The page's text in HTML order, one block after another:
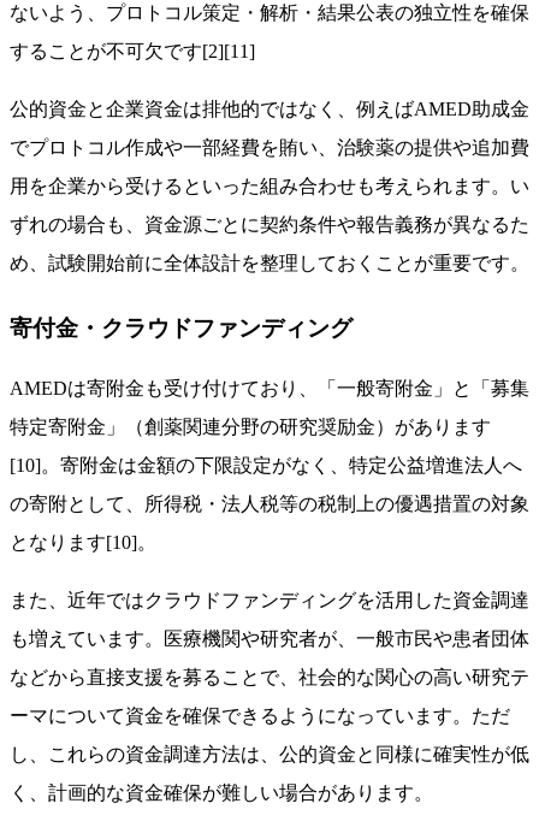
ないよう、プロトコル策定・解析・結果公表の独立性を確保
することが不可欠です[2][11]
公的資金と企業資金は排他的ではなく、例えばAMED助成金
でプロトコル作成や一部経費を賄い、治験薬の提供や追加費
用を企業から受けるといった組み合わせも考えられます。い
ずれの場合も、資金源ごとに契約条件や報告義務が異なるた
め、試験開始前に全体設計を整理しておくことが重要です。
寄付金・クラウドファンディング
AMEDは寄附金も受け付けており、「一般寄附金」と「募集
特定寄附金」（創薬関連分野の研究奨励金）があります
[10]。寄附金は金額の下限設定がなく、特定公益増進法人へ
の寄附として、所得税・法人税等の税制上の優遇措置の対象
となります[10]。
また、近年ではクラウドファンディングを活用した資金調達
も増えています。医療機関や研究者が、一般市民や患者団体
などから直接支援を募ることで、社会的な関心の高い研究テ
ーマについて資金を確保できるようになっています。ただ
し、これらの資金調達方法は、公的資金と同様に確実性が低
く、計画的な資金確保が難しい場合があります。